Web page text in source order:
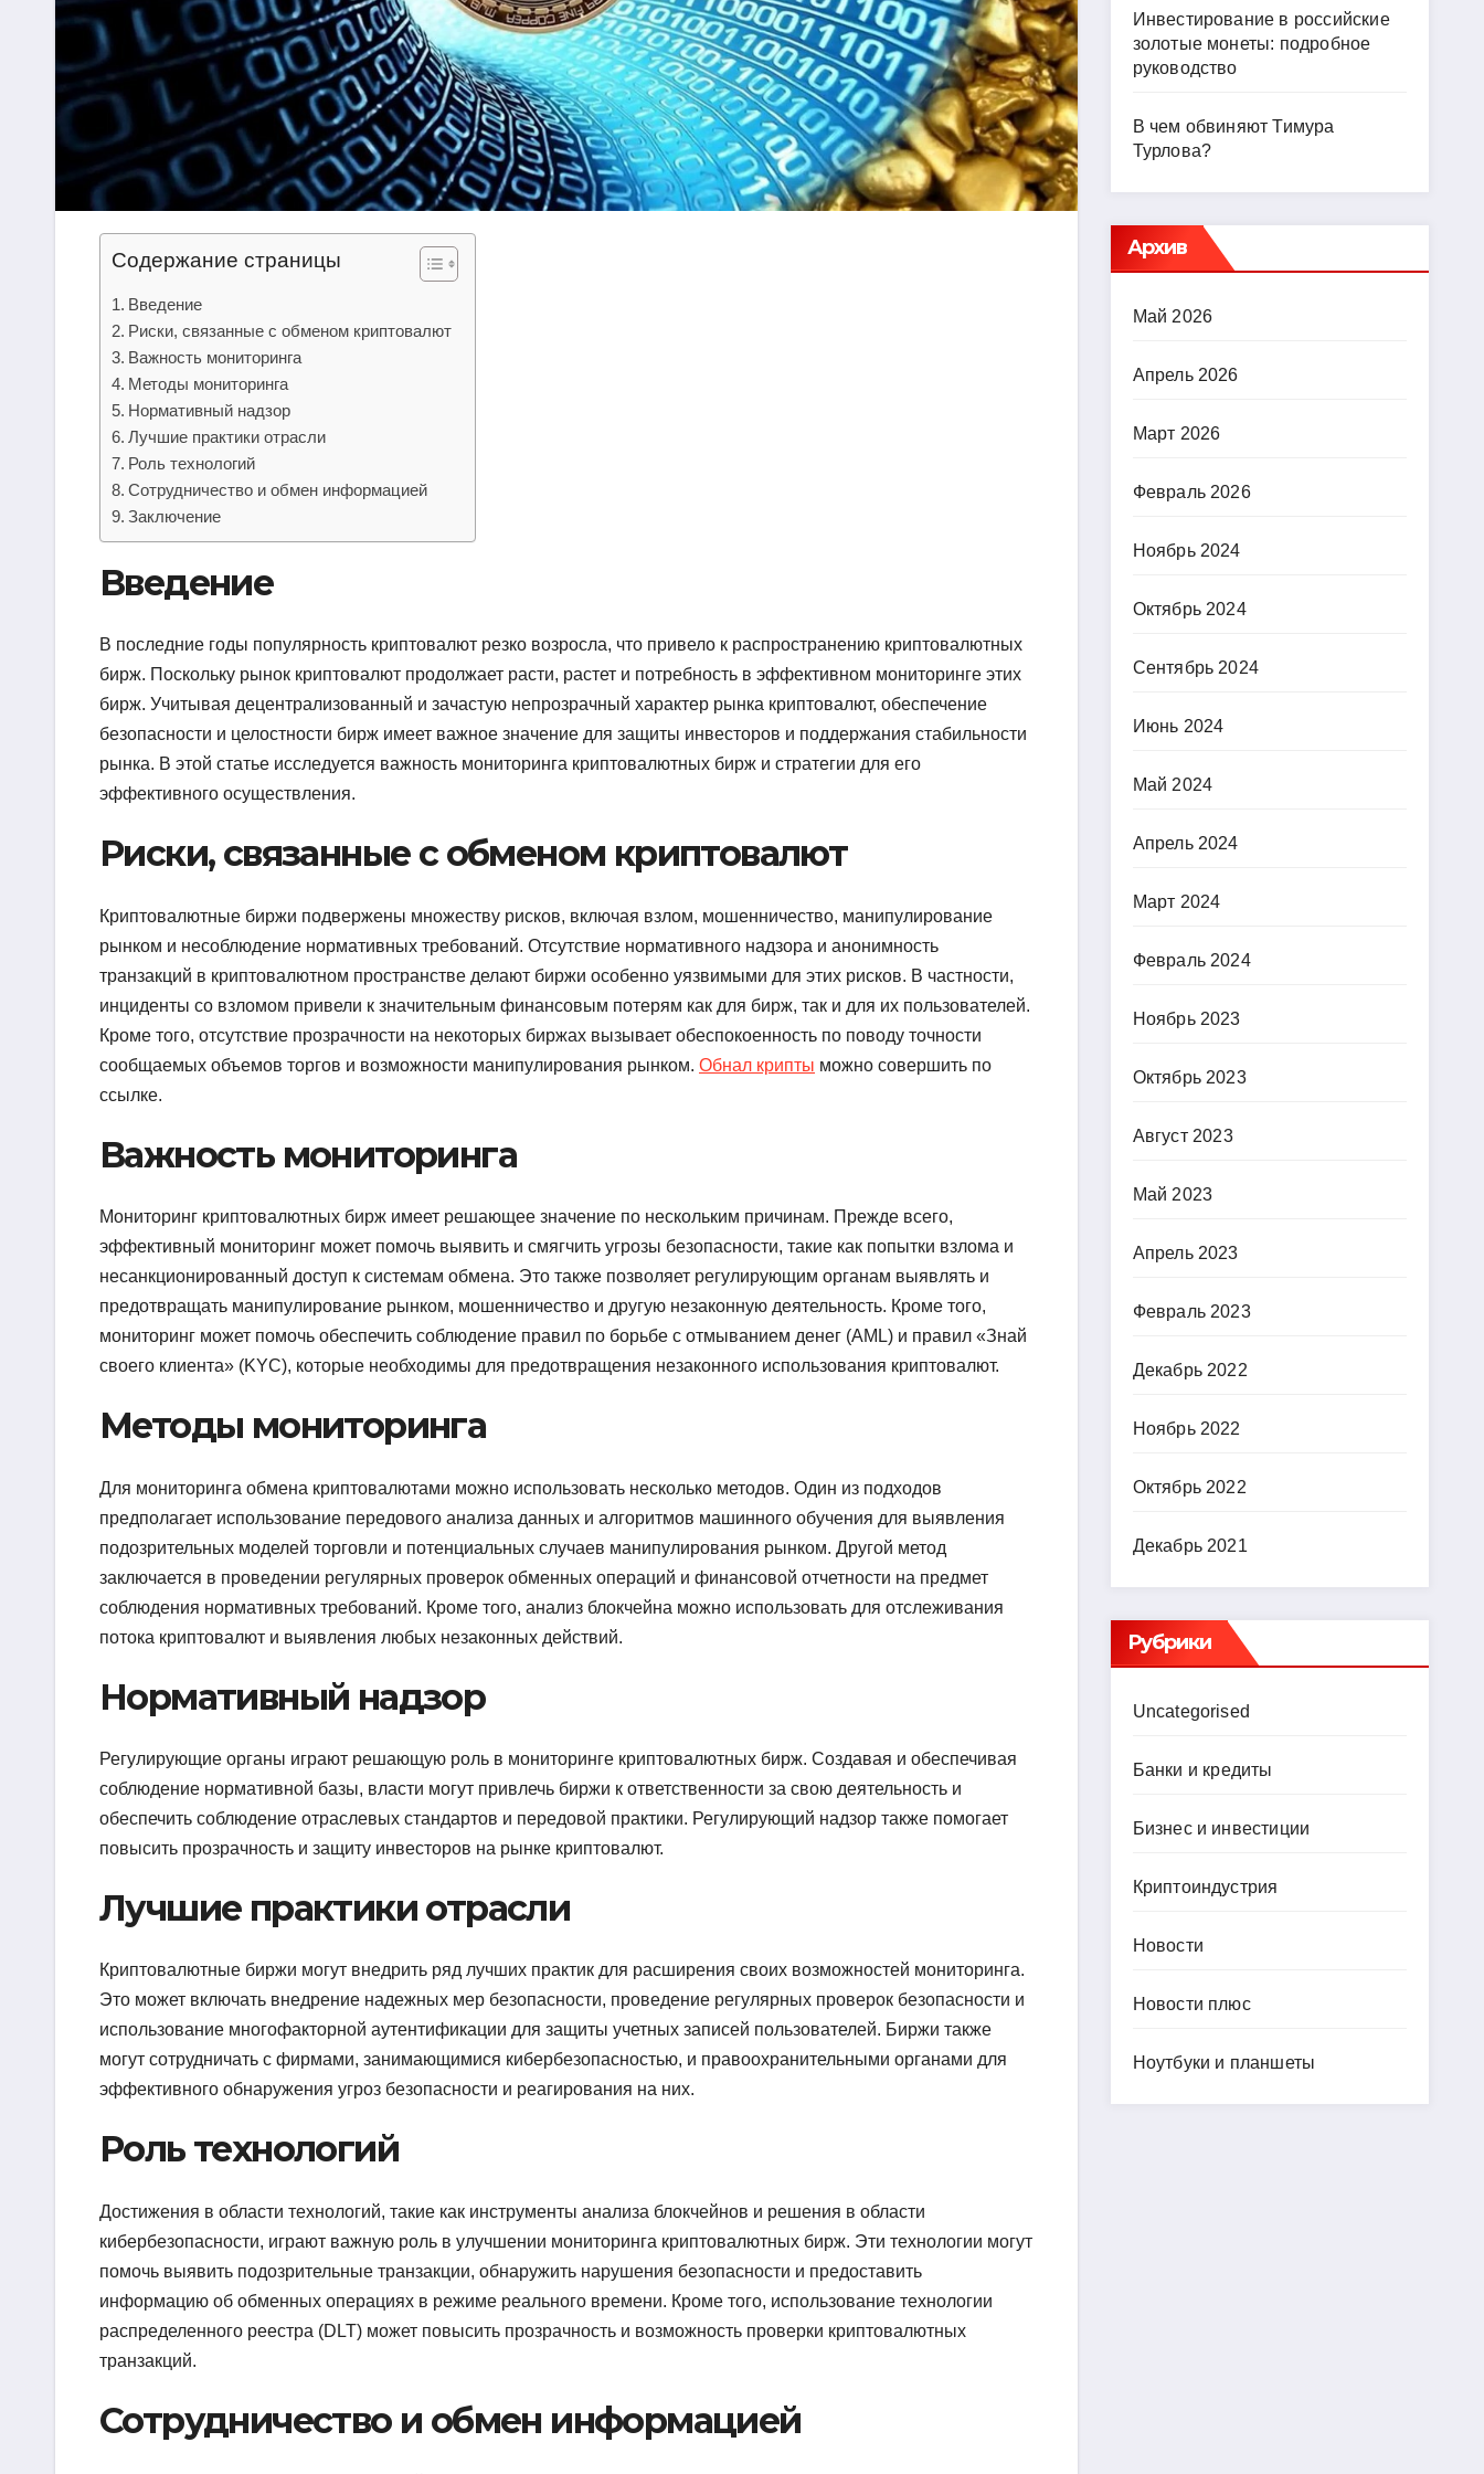
Содержание страницы
Введение
Риски, связанные с обменом криптовалют
Важность мониторинга
Методы мониторинга
Нормативный надзор
Лучшие практики отрасли
Роль технологий
Сотрудничество и обмен информацией
Заключение
Введение
В последние годы популярность криптовалют резко возросла, что привело к распространению криптовалютных
бирж. Поскольку рынок криптовалют продолжает расти, растет и потребность в эффективном мониторинге этих
бирж. Учитывая децентрализованный и зачастую непрозрачный характер рынка криптовалют, обеспечение
безопасности и целостности бирж имеет важное значение для защиты инвесторов и поддержания стабильности
рынка. В этой статье исследуется важность мониторинга криптовалютных бирж и стратегии для его
эффективного осуществления.
Риски, связанные с обменом криптовалют
Криптовалютные биржи подвержены множеству рисков, включая взлом, мошенничество, манипулирование
рынком и несоблюдение нормативных требований. Отсутствие нормативного надзора и анонимность
транзакций в криптовалютном пространстве делают биржи особенно уязвимыми для этих рисков. В частности,
инциденты со взломом привели к значительным финансовым потерям как для бирж, так и для их пользователей.
Кроме того, отсутствие прозрачности на некоторых биржах вызывает обеспокоенность по поводу точности
сообщаемых объемов торгов и возможности манипулирования рынком. Обнал крипты можно совершить по
ссылке.
Важность мониторинга
Мониторинг криптовалютных бирж имеет решающее значение по нескольким причинам. Прежде всего,
эффективный мониторинг может помочь выявить и смягчить угрозы безопасности, такие как попытки взлома и
несанкционированный доступ к системам обмена. Это также позволяет регулирующим органам выявлять и
предотвращать манипулирование рынком, мошенничество и другую незаконную деятельность. Кроме того,
мониторинг может помочь обеспечить соблюдение правил по борьбе с отмыванием денег (AML) и правил «Знай
своего клиента» (KYC), которые необходимы для предотвращения незаконного использования криптовалют.
Методы мониторинга
Для мониторинга обмена криптовалютами можно использовать несколько методов. Один из подходов
предполагает использование передового анализа данных и алгоритмов машинного обучения для выявления
подозрительных моделей торговли и потенциальных случаев манипулирования рынком. Другой метод
заключается в проведении регулярных проверок обменных операций и финансовой отчетности на предмет
соблюдения нормативных требований. Кроме того, анализ блокчейна можно использовать для отслеживания
потока криптовалют и выявления любых незаконных действий.
Нормативный надзор
Регулирующие органы играют решающую роль в мониторинге криптовалютных бирж. Создавая и обеспечивая
соблюдение нормативной базы, власти могут привлечь биржи к ответственности за свою деятельность и
обеспечить соблюдение отраслевых стандартов и передовой практики. Регулирующий надзор также помогает
повысить прозрачность и защиту инвесторов на рынке криптовалют.
Лучшие практики отрасли
Криптовалютные биржи могут внедрить ряд лучших практик для расширения своих возможностей мониторинга.
Это может включать внедрение надежных мер безопасности, проведение регулярных проверок безопасности и
использование многофакторной аутентификации для защиты учетных записей пользователей. Биржи также
могут сотрудничать с фирмами, занимающимися кибербезопасностью, и правоохранительными органами для
эффективного обнаружения угроз безопасности и реагирования на них.
Роль технологий
Достижения в области технологий, такие как инструменты анализа блокчейнов и решения в области
кибербезопасности, играют важную роль в улучшении мониторинга криптовалютных бирж. Эти технологии могут
помочь выявить подозрительные транзакции, обнаружить нарушения безопасности и предоставить
информацию об обменных операциях в режиме реального времени. Кроме того, использование технологии
распределенного реестра (DLT) может повысить прозрачность и возможность проверки криптовалютных
транзакций.
Сотрудничество и обмен информацией
Инвестирование в российские
золотые монеты: подробное
руководство
В чем обвиняют Тимура
Турлова?
Архив
Май 2026
Апрель 2026
Март 2026
Февраль 2026
Ноябрь 2024
Октябрь 2024
Сентябрь 2024
Июнь 2024
Май 2024
Апрель 2024
Март 2024
Февраль 2024
Ноябрь 2023
Октябрь 2023
Август 2023
Май 2023
Апрель 2023
Февраль 2023
Декабрь 2022
Ноябрь 2022
Октябрь 2022
Декабрь 2021
Рубрики
Uncategorised
Банки и кредиты
Бизнес и инвестиции
Криптоиндустрия
Новости
Новости плюс
Ноутбуки и планшеты